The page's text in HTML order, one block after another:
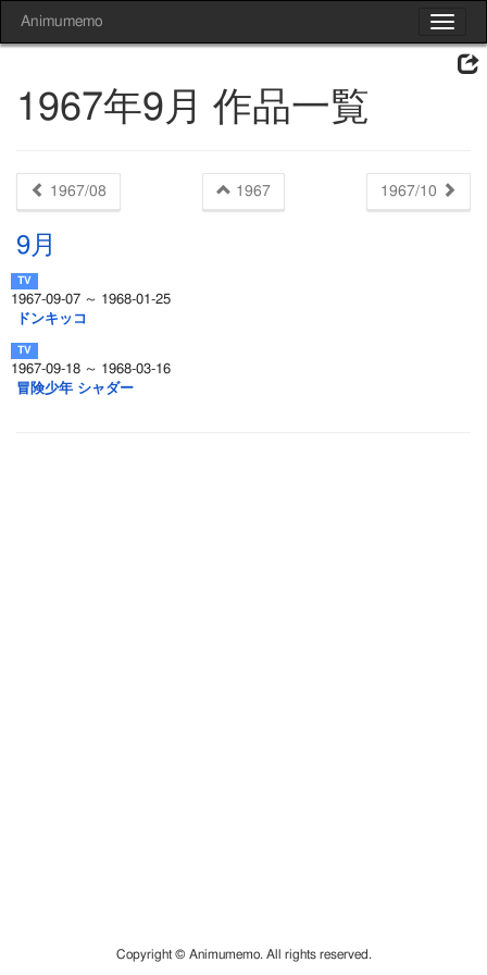
Toggle
Animumemo
1967年9月 作品一覧
1967/08 1967 1967/10
9月
1967-09-07 ～ 1968-01-25
ドンキッコ
1967-09-18 ～ 1968-03-16
冒険少年 シャダー
Copyright © Animumemo. All rights reserved.